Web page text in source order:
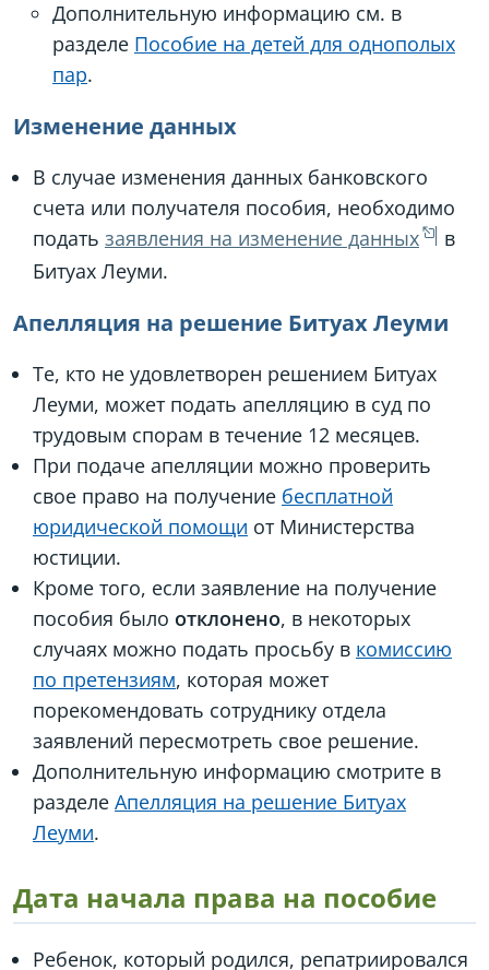
Дополнительную информацию см. в
разделе Пособие на детей для однополых
пар.
Изменение данных
В случае изменения данных банковского
счета или получателя пособия, необходимо
подать заявления на изменение данных
в
Битуах Леуми.
Апелляция на решение Битуах Леуми
Те, кто не удовлетворен решением Битуах
Леуми, может подать апелляцию в суд по
трудовым спорам в течение 12 месяцев.
При подаче апелляции можно проверить
свое право на получение бесплатной
юридической помощи от Министерства
юстиции.
Кроме того, если заявление на получение
пособия было отклонено, в некоторых
случаях можно подать просьбу в комиссию
по претензиям, которая может
порекомендовать сотруднику отдела
заявлений пересмотреть свое решение.
Дополнительную информацию смотрите в
разделе Апелляция на решение Битуах
Леуми.
Дата начала права на пособие
Ребенок, который родился, репатриировался